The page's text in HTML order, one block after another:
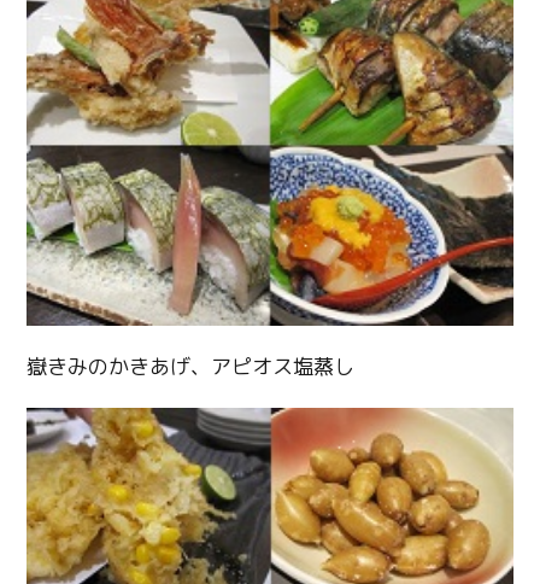
嶽きみのかきあげ、アピオス塩蒸し
Twitter
Line
Copy URL